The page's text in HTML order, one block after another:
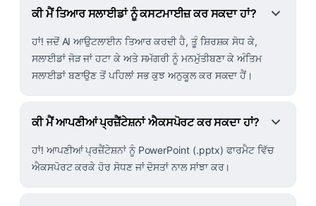
ਕੀ ਮੈਂ ਤਿਆਰ ਸਲਾਈਡਾਂ ਨੂੰ ਕਸਟਮਾਈਜ਼ ਕਰ ਸਕਦਾ ਹਾਂ?
ਹਾਂ! ਜਦੋਂ AI ਆਉਟਲਾਈਨ ਤਿਆਰ ਕਰਦੀ ਹੈ, ਤੂੰ ਸ਼ਿਰਸ਼ਕ ਸੋਧ ਕੇ,
ਸਲਾਈਡਾਂ ਜੋੜ ਜਾਂ ਹਟਾ ਕੇ ਅਤੇ ਸਮੱਗਰੀ ਨੂੰ ਮਨਮੁੱਤੀਬਣਾ ਕੇ ਅੰਤਿਮ
ਸਲਾਈਡਾਂ ਬਣਾਉਣ ਤੋਂ ਪਹਿਲਾਂ ਸਭ ਕੁਝ ਅਨੁਕੂਲ ਕਰ ਸਕਦਾ ਹੈਂ।
ਕੀ ਮੈਂ ਆਪਣੀਆਂ ਪ੍ਰਜ਼ੈਂਟੇਸ਼ਨਾਂ ਐਕਸਪੋਰਟ ਕਰ ਸਕਦਾ ਹਾਂ?
ਹਾਂ! ਆਪਣੀਆਂ ਪ੍ਰਜ਼ੈਂਟੇਸ਼ਨਾਂ ਨੂੰ PowerPoint (.pptx) ਫਾਰਮੈਟ ਵਿੱਚ
ਐਕਸਪੋਰਟ ਕਰਕੇ ਹੋਰ ਸੋਧਣ ਜਾਂ ਦੋਸਤਾਂ ਨਾਲ ਸਾਂਝਾ ਕਰ।